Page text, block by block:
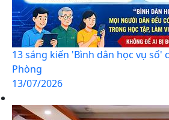
13 sáng kiến 'Bình dân học vụ số'
Phòng
13/07/2026